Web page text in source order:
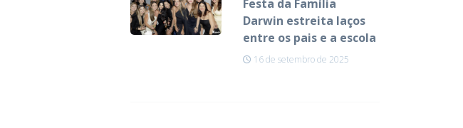
Festa da Família
Darwin estreita laços
entre os pais e a escola
16 de setembro de 2025